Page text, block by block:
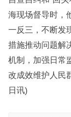
海现场督导时，
一反三，不断发
措施推动问题解
机制，加强日常
改成效维护人民
日讯)